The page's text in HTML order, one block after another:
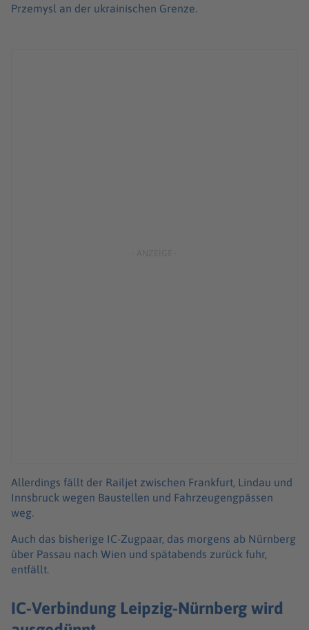
Przemysl an der ukrainischen Grenze.
Allerdings fällt der Railjet zwischen Frankfurt, Lindau und
Innsbruck wegen Baustellen und Fahrzeugengpässen
weg.
Auch das bisherige IC-Zugpaar, das morgens ab Nürnberg
über Passau nach Wien und spätabends zurück fuhr,
entfällt.
IC-Verbindung Leipzig-Nürnberg wird